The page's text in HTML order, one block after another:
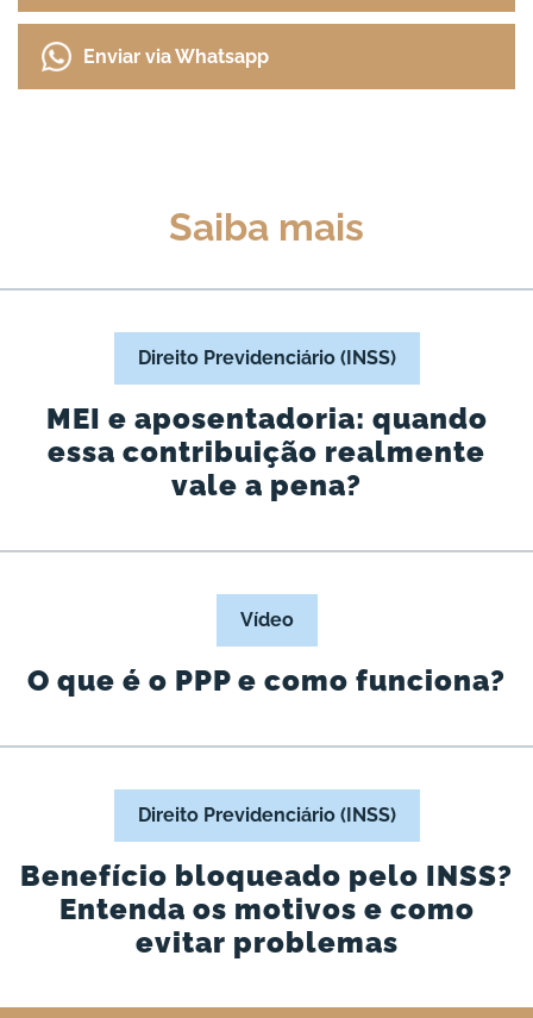
Enviar via Whatsapp
Saiba mais
Direito Previdenciário (INSS)
MEI e aposentadoria: quando
essa contribuição realmente
vale a pena?
Vídeo
O que é o PPP e como funciona?
Direito Previdenciário (INSS)
Benefício bloqueado pelo INSS?
Entenda os motivos e como
evitar problemas